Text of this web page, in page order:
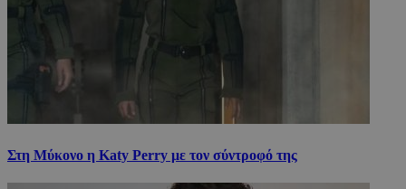
Στη Μύκονο η Katy Perry με τον σύντροφό της